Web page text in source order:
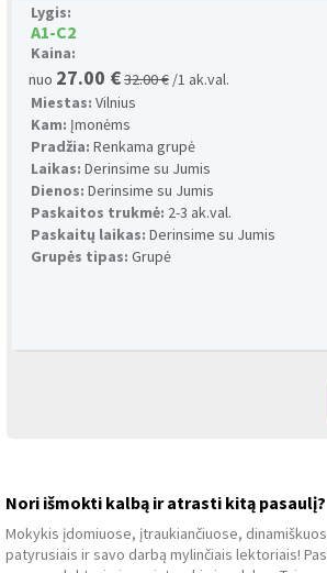
Lygis:
A1-C2
Kaina:
nuo 27.00 €32.00 € /1 ak.val.
Miestas: Vilnius
Kam: Įmonėms
Pradžia: Renkama grupė
Laikas: Derinsime su Jumis
Dienos: Derinsime su Jumis
Paskaitos trukmė: 2-3 ak.val.
Paskaitų laikas: Derinsime su Jumis
Grupės tipas: Grupė
Nori išmokti kalbą ir atrasti kitą pasaulį?
Mokykis įdomiuose, įtraukiančiuose,
patyrusiais ir savo darbą mylinčiais lektoriais!